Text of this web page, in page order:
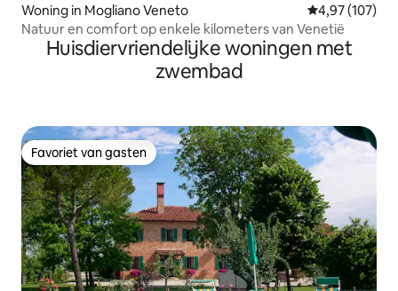
Woning in Mogliano Veneto Gemiddelde
4,97 (107)
Natuur en comfort op enkele kilometers van Venetië
Huisdiervriendelijke woningen met
zwembad
Favoriet van gasten
Favoriet van gasten